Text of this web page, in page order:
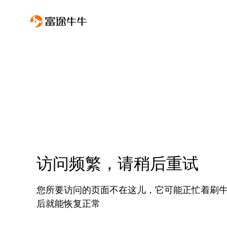
访问频繁，请稍后重试
您所要访问的页面不在这儿，它可能正忙着刷
后就能恢复正常